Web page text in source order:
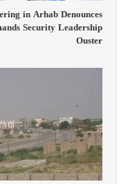
in Arhab Denounces
Security Leadership
Ouster